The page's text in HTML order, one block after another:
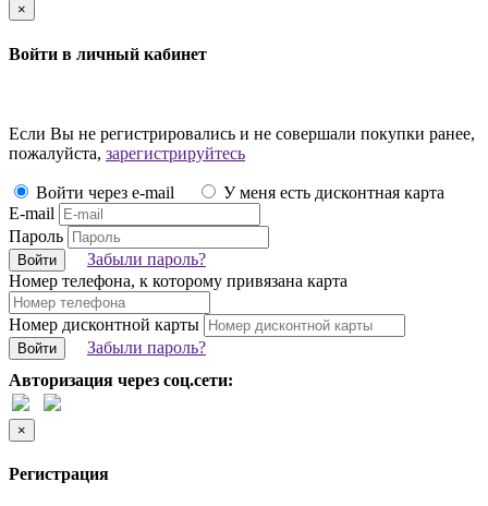
×
Войти в личный кабинет
Если Вы не регистрировались и не совершали покупки ранее,
пожалуйста, зарегистрируйтесь
Войти через e-mail
У меня есть дисконтная карта
E-mail
Пароль
Войти
Забыли пароль?
Номер телефона, к которому привязана карта
Номер дисконтной карты
Войти
Забыли пароль?
Авторизация через соц.сети:
×
Регистрация